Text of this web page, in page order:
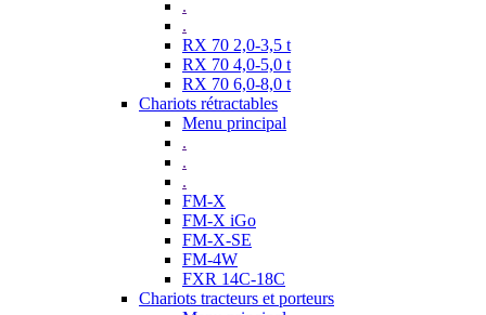
.
.
RX 70 2,0-3,5 t
RX 70 4,0-5,0 t
RX 70 6,0-8,0 t
Chariots rétractables
Menu principal
.
.
.
FM-X
FM-X iGo
FM-X-SE
FM-4W
FXR 14C-18C
Chariots tracteurs et porteurs